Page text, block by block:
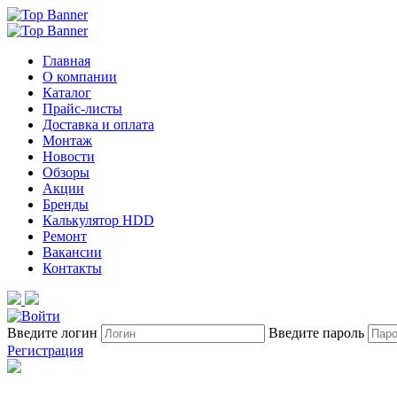
Главная
О компании
Каталог
Прайс-листы
Доставка и оплата
Монтаж
Новости
Обзоры
Акции
Бренды
Калькулятор HDD
Ремонт
Вакансии
Контакты
Введите логин Введите пароль
Регистрация